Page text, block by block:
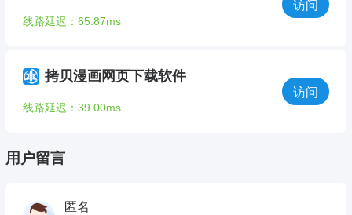
线路延迟：65.87ms
访问
拷贝漫画网页下载软件
线路延迟：39.00ms
访问
用户留言
匿名